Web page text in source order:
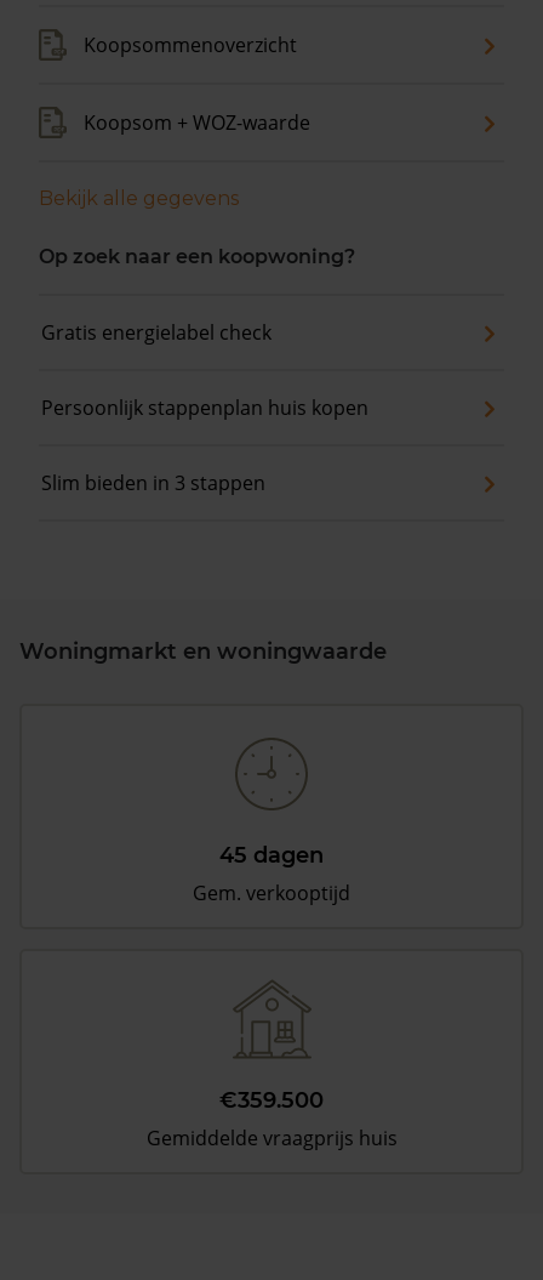
Koopsommenoverzicht
Koopsom + WOZ-waarde
Bekijk alle gegevens
Op zoek naar een koopwoning?
Gratis energielabel check
Persoonlijk stappenplan huis kopen
Slim bieden in 3 stappen
Woningmarkt en woningwaarde
45 dagen
Gem. verkooptijd
€359.500
Gemiddelde vraagprijs huis